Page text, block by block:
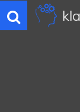
Toggle
navigation